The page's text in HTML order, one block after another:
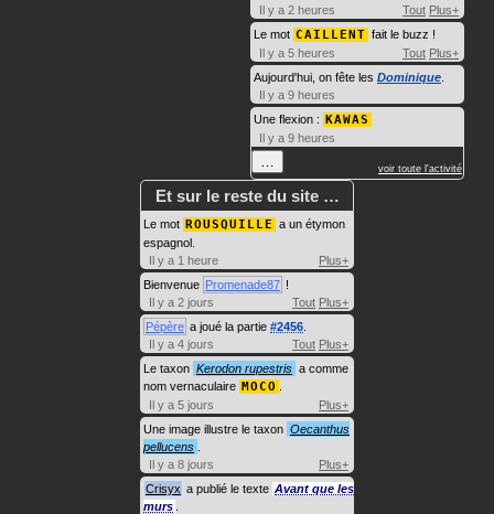
Il y a 2 heures
Tout Plus+
Le mot CAILLENT fait le buzz !
Il y a 5 heures
Tout Plus+
Aujourd'hui, on fête les Dominique
Il y a 9 heures
Une flexion : KAWAS
Il y a 9 heures
voir toute l'activité
Et sur le reste du site …
Le mot ROUSQUILLE a un étymon
espagnol.
Il y a 1 heure
Plus+
Bienvenue Promenade87 !
Il y a 2 jours
Tout Plus+
Pépère a joué la partie #2456
Il y a 4 jours
Tout Plus+
Le taxon Kerodon rupestris a comme
nom vernaculaire MOCO
Il y a 5 jours
Plus+
Une image illustre le taxon Oecanthus
pellucens
Il y a 8 jours
Plus+
Crisyx a publié le texte Avant que les
murs